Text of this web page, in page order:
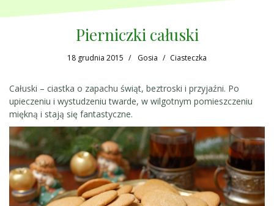
Pierniczki całuski
18 grudnia 2015 Gosia Ciasteczka
Całuski – ciastka o zapachu świąt, beztroski i przyjaźni. Po
upieczeniu i wystudzeniu twarde, w wilgotnym pomieszczeniu
miękną i stają się fantastyczne.